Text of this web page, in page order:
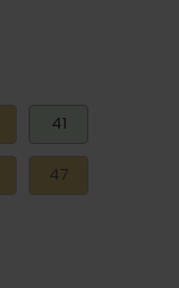
41
47